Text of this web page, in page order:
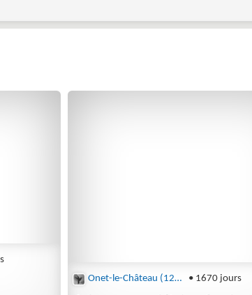
Onet-le-Château (12850) • 1670 jours